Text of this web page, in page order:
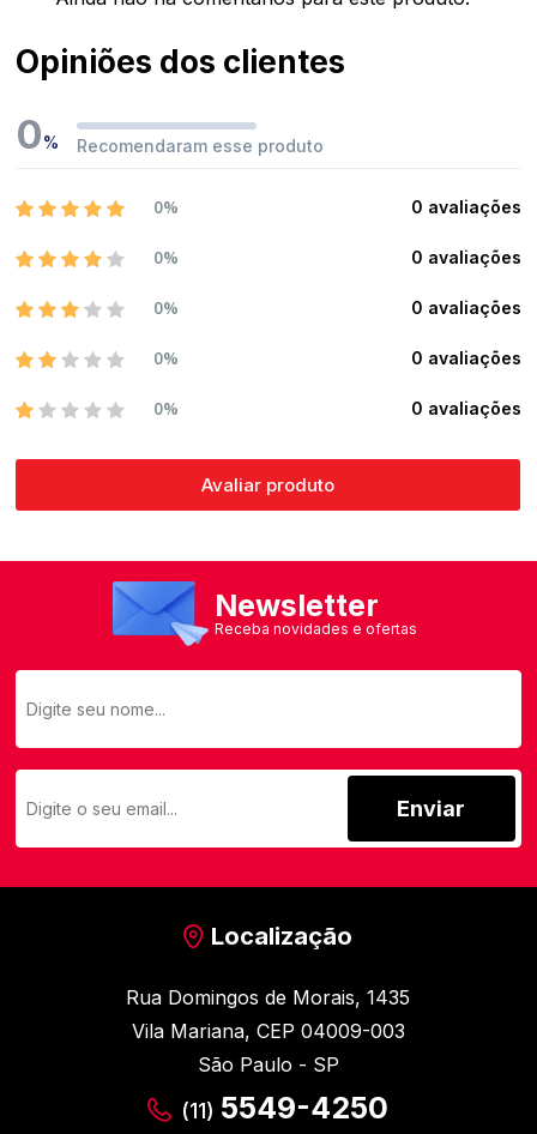
Opiniões dos clientes
0% Recomendaram esse produto
0% 0 avaliações
0% 0 avaliações
0% 0 avaliações
0% 0 avaliações
0% 0 avaliações
Avaliar produto
Newsletter
Receba novidades e ofertas
Enviar
Localização
Rua Domingos de Morais, 1435
Vila Mariana, CEP 04009-003
São Paulo - SP
(11) 5549-4250